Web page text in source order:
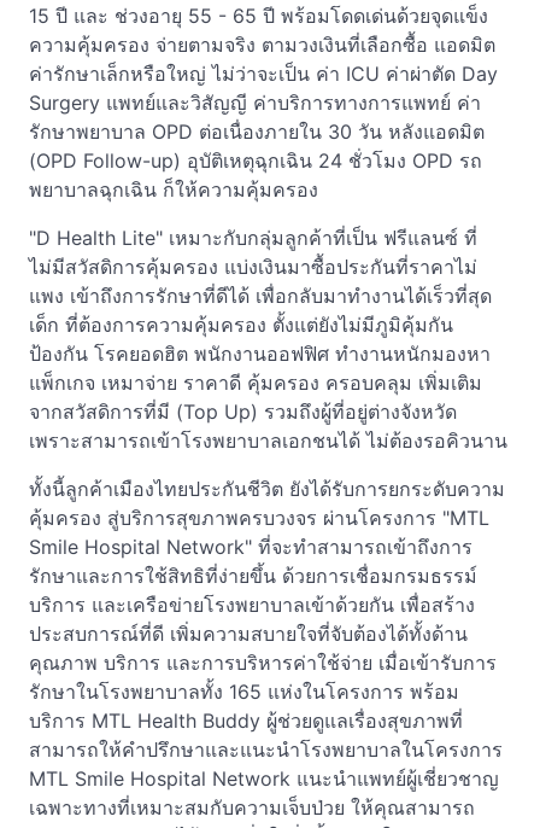
15 ปี และ ช่วงอายุ 55 - 65 ปี พร้อมโดดเด่นด้วยจุดแข็ง
ความคุ้มครอง จ่ายตามจริง ตามวงเงินที่เลือกซื้อ แอดมิต
ค่ารักษาเล็กหรือใหญ่ ไม่ว่าจะเป็น ค่า ICU ค่าผ่าตัด Day
Surgery แพทย์และวิสัญญี ค่าบริการทางการแพทย์ ค่า
รักษาพยาบาล OPD ต่อเนื่องภายใน 30 วัน หลังแอดมิต
(OPD Follow-up) อุบัติเหตุฉุกเฉิน 24 ชั่วโมง OPD รถ
พยาบาลฉุกเฉิน ก็ให้ความคุ้มครอง
"D Health Lite" เหมาะกับกลุ่มลูกค้าที่เป็น ฟรีแลนซ์ ที่
ไม่มีสวัสดิการคุ้มครอง แบ่งเงินมาซื้อประกันที่ราคาไม่
แพง เข้าถึงการรักษาที่ดีได้ เพื่อกลับมาทำงานได้เร็วที่สุด
เด็ก ที่ต้องการความคุ้มครอง ตั้งแต่ยังไม่มีภูมิคุ้มกัน
ป้องกัน โรคยอดฮิต พนักงานออฟฟิศ ทำงานหนักมองหา
แพ็กเกจ เหมาจ่าย ราคาดี คุ้มครอง ครอบคลุม เพิ่มเติม
จากสวัสดิการที่มี (Top Up) รวมถึงผู้ที่อยู่ต่างจังหวัด
เพราะสามารถเข้าโรงพยาบาลเอกชนได้ ไม่ต้องรอคิวนาน
ทั้งนี้ลูกค้าเมืองไทยประกันชีวิต ยังได้รับการยกระดับความ
คุ้มครอง สู่บริการสุขภาพครบวงจร ผ่านโครงการ "MTL
Smile Hospital Network" ที่จะทำสามารถเข้าถึงการ
รักษาและการใช้สิทธิที่ง่ายขึ้น ด้วยการเชื่อมกรมธรรม์
บริการ และเครือข่ายโรงพยาบาลเข้าด้วยกัน เพื่อสร้าง
ประสบการณ์ที่ดี เพิ่มความสบายใจที่จับต้องได้ทั้งด้าน
คุณภาพ บริการ และการบริหารค่าใช้จ่าย เมื่อเข้ารับการ
รักษาในโรงพยาบาลทั้ง 165 แห่งในโครงการ พร้อม
บริการ MTL Health Buddy ผู้ช่วยดูแลเรื่องสุขภาพที่
สามารถให้คำปรึกษาและแนะนำโรงพยาบาลในโครงการ
MTL Smile Hospital Network แนะนำแพทย์ผู้เชี่ยวชาญ
เฉพาะทางที่เหมาะสมกับความเจ็บป่วย ให้คุณสามารถ